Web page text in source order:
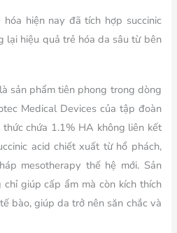
hiện nay đã tích hợp succinic
lại hiệu quả trẻ hóa da sâu từ bên
sản phẩm tiên phong trong dòng
Medical Devices của tập đoàn
thức chứa 1.1% HA không liên kết
acid chiết xuất từ hổ phách,
mesotherapy thế hệ mới. Sản
chỉ giúp cấp ẩm mà còn kích thích
bào, giúp da trở nên săn chắc và